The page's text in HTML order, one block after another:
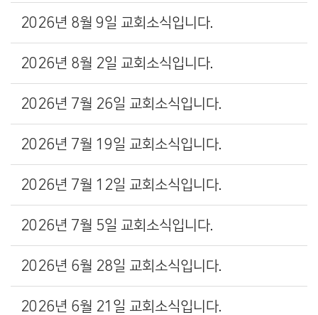
2026년 8월 9일 교회소식입니다.
2026년 8월 2일 교회소식입니다.
2026년 7월 26일 교회소식입니다.
2026년 7월 19일 교회소식입니다.
2026년 7월 12일 교회소식입니다.
2026년 7월 5일 교회소식입니다.
2026년 6월 28일 교회소식입니다.
2026년 6월 21일 교회소식입니다.